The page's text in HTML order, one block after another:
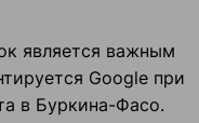
является важным
Google при
в Буркина-Фасо.